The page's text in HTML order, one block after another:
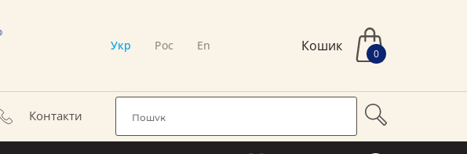
Укр Рос En Кошик 0
Контакти